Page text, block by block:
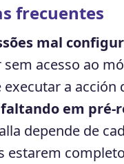
frecuentes
mal
acesso ao
executar a acción
faltando em pré-
depende de
estarem